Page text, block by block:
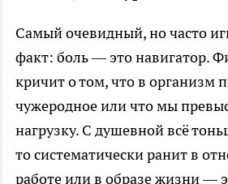
Самый очевидный, но часто
факт: боль — это навигатор.
кричит о том, что в организм
чужеродное или что мы
нагрузку. С душевной всё
то систематически ранит в
работе или в образе жизни —